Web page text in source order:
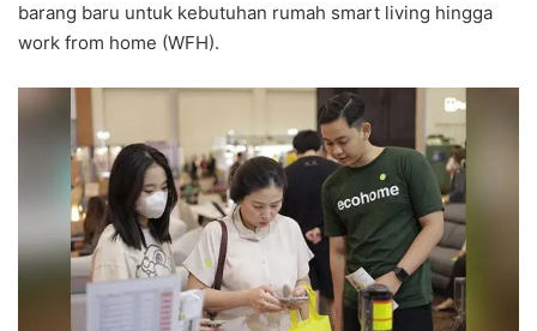
barang baru untuk kebutuhan rumah smart living hingga
work from home (WFH).